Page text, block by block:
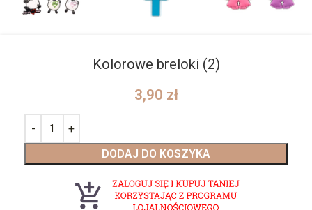
Kolorowe breloki (2)
3,90 zł
DODAJ DO KOSZYKA